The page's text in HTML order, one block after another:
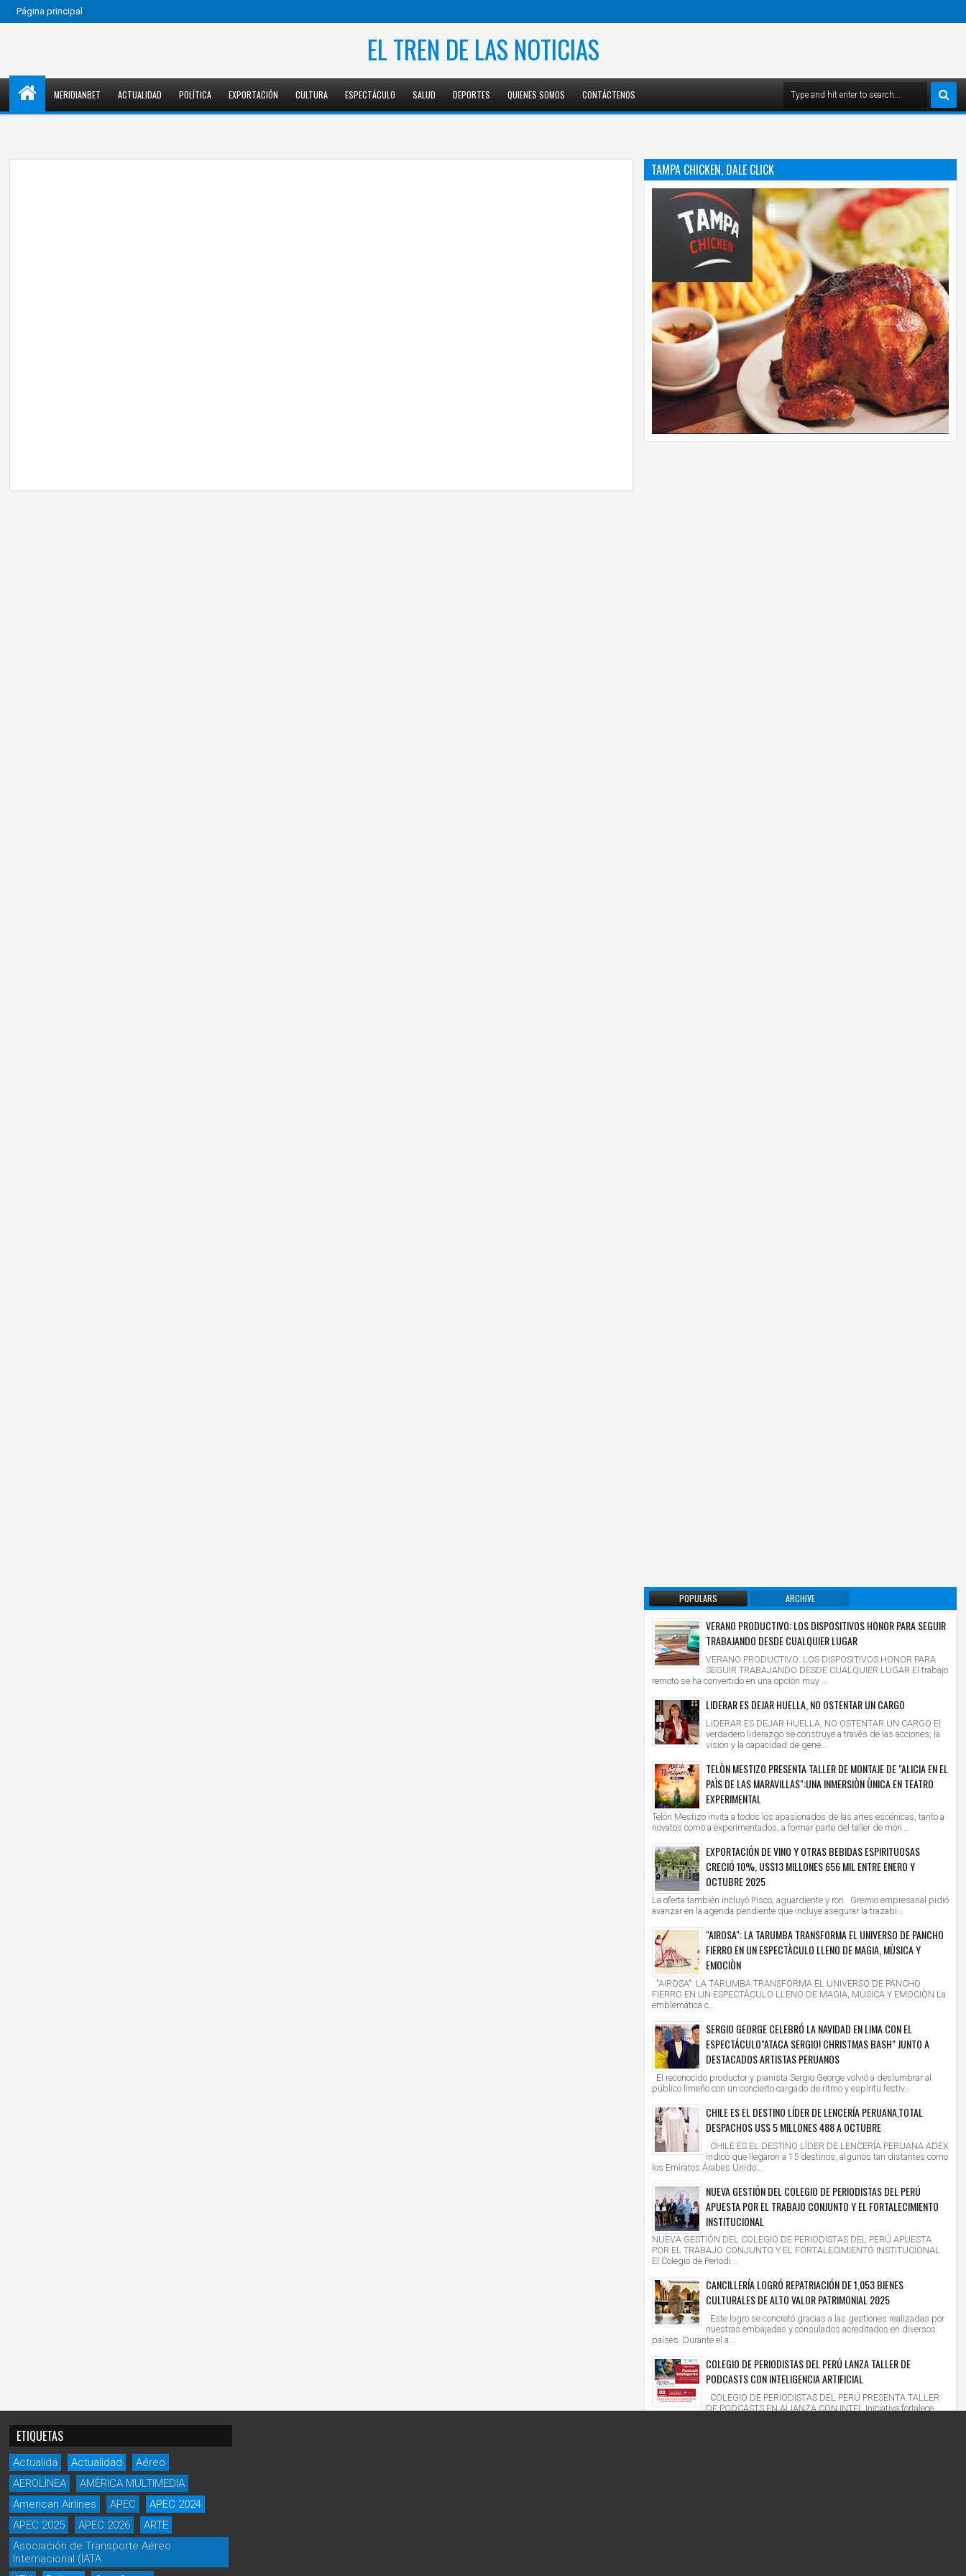
Página principal
EL TREN DE LAS NOTICIAS
MERIDIANBET ACTUALIDAD POLÍTICA EXPORTACIÓN CULTURA ESPECTÁCULO SALUD DEPORTES QUIENES SOMOS CONTÁCTENOS
TAMPA CHICKEN, DALE CLICK
POPULARS ARCHIVE
VERANO PRODUCTIVO: LOS DISPOSITIVOS HONOR PARA SEGUIR
TRABAJANDO DESDE CUALQUIER LUGAR
VERANO PRODUCTIVO: LOS DISPOSITIVOS HONOR PARA
SEGUIR TRABAJANDO DESDE CUALQUIER LUGAR El trabajo
remoto se ha convertido en una opción muy ...
LIDERAR ES DEJAR HUELLA, NO OSTENTAR UN CARGO
LIDERAR ES DEJAR HUELLA, NO OSTENTAR UN CARGO El
verdadero liderazgo se construye a través de las acciones, la
visión y la capacidad de gene...
TELÒN MESTIZO PRESENTA TALLER DE MONTAJE DE "ALICIA EN EL
PAÌS DE LAS MARAVILLAS":UNA INMERSIÒN ÙNICA EN TEATRO
EXPERIMENTAL
Telón Mestizo invita a todos los apasionados de las artes escénicas, tanto a
novatos como a experimentados, a formar parte del taller de mon...
EXPORTACIÓN DE VINO Y OTRAS BEBIDAS ESPIRITUOSAS
CRECIÓ 10%, US$13 MILLONES 656 MIL ENTRE ENERO Y
OCTUBRE 2025
La oferta también incluyó Pisco, aguardiente y ron. Gremio empresarial pidió
avanzar en la agenda pendiente que incluye asegurar la trazabi...
"AIROSA": LA TARUMBA TRANSFORMA EL UNIVERSO DE PANCHO
FIERRO EN UN ESPECTÀCULO LLENO DE MAGIA, MÙSICA Y
EMOCIÒN
"AIROSA": LA TARUMBA TRANSFORMA EL UNIVERSO DE PANCHO
FIERRO EN UN ESPECTÀCULO LLENO DE MAGIA, MÙSICA Y EMOCIÒN La
emblemática c...
SERGIO GEORGE CELEBRÓ LA NAVIDAD EN LIMA CON EL
ESPECTÁCULO"ATACA SERGIO! CHRISTMAS BASH" JUNTO A
DESTACADOS ARTISTAS PERUANOS
El reconocido productor y pianista Sergio George volvió a deslumbrar al
público limeño con un concierto cargado de ritmo y espíritu festiv...
CHILE ES EL DESTINO LÍDER DE LENCERÍA PERUANA,TOTAL
DESPACHOS US$ 5 MILLONES 488 A OCTUBRE
CHILE ES EL DESTINO LÍDER DE LENCERÍA PERUANA ADEX
indicó que llegaron a 15 destinos, algunos tan distantes como
los Emiratos Árabes Unido...
NUEVA GESTIÓN DEL COLEGIO DE PERIODISTAS DEL PERÚ
APUESTA POR EL TRABAJO CONJUNTO Y EL FORTALECIMIENTO
INSTITUCIONAL
NUEVA GESTIÓN DEL COLEGIO DE PERIODISTAS DEL PERÚ APUESTA
POR EL TRABAJO CONJUNTO Y EL FORTALECIMIENTO INSTITUCIONAL
El Colegio de Periodi...
CANCILLERÍA LOGRÓ REPATRIACIÓN DE 1,053 BIENES
CULTURALES DE ALTO VALOR PATRIMONIAL 2025
Este logro se concretó gracias a las gestiones realizadas por
nuestras embajadas y consulados acreditados en diversos
países. Durante el a...
COLEGIO DE PERIODISTAS DEL PERÚ LANZA TALLER DE
PODCASTS CON INTELIGENCIA ARTIFICIAL
COLEGIO DE PERIODISTAS DEL PERÚ PRESENTA TALLER
DE PODCASTS EN ALIANZA CON INTEL Iniciativa fortalece
ETIQUETAS
Actualida Actualidad
Aéreo
AEROLÌNEA
AMÈRICA MULTIMEDIA
American Airlines
APEC
APEC 2024
APEC 2025
APEC 2026
ARTE
Asociación de Transporte Aéreo
Internacional (IATA